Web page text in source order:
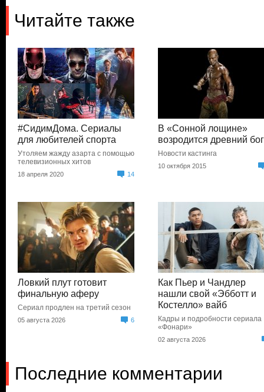
Читайте также
#СидимДома. Сериалы
для любителей спорта
Утоляем жажду азарта с помощью
телевизионных хитов
18 апреля 2020 14
В «Сонной лощине»
возродится древний бог
Новости кастинга
10 октября 2015
Ловкий плут готовит
финальную аферу
Сериал продлен на третий сезон
05 августа 2026 6
Как Пьер и Чандлер
нашли свой «Эбботт и
Костелло» вайб
Кадры и подробности сериала
«Фонари»
02 августа 2026
Последние комментарии